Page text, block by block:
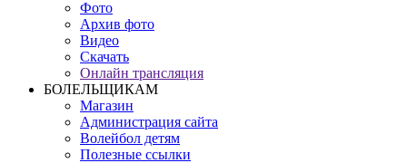
Фото
Архив фото
Видео
Скачать
Онлайн трансляция
БОЛЕЛЬЩИКАМ
Магазин
Администрация сайта
Волейбол детям
Полезные ссылки